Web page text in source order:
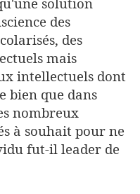
des
des
mais
intellectuels dont
bien que dans
nombreux
à souhait pour ne
fut-il leader de